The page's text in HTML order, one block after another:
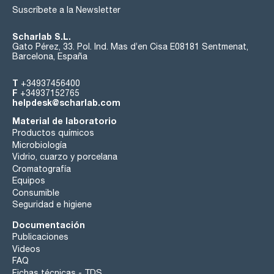
Suscríbete a la Newsletter
Scharlab S.L.
Gato Pérez, 33. Pol. Ind. Mas d’en Cisa E08181 Sentmenat,
Barcelona, España
T +34937456400
F +34937152765
helpdesk@scharlab.com
Material de laboratorio
Productos químicos
Microbiología
Vidrio, cuarzo y porcelana
Cromatografía
Equipos
Consumible
Seguridad e higiene
Documentación
Publicaciones
Videos
FAQ